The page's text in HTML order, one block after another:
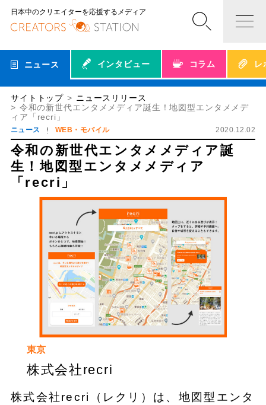
日本中のクリエイターを応援するメディア
ニュース インタビュー コラム レ
サイトトップ
ニュースリリース
令和の新世代エンタメメディア誕生！地図型エンタメメデ
ィア「recri」
ニュース WEB・モバイル 2020.12.02
令和の新世代エンタメメディア誕
生！地図型エンタメメディア
「recri」
東京
株式会社recri
株式会社recri（レクリ）は、地図型エンタ